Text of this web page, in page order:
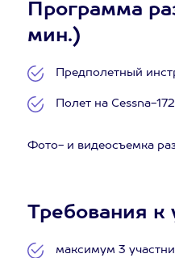
Программа
мин.)
Предполетный
Полет на Cessna-
Фото- и видеосъемка
Требования к
максимум 3